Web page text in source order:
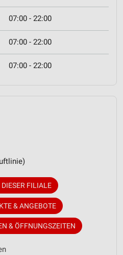
07:00 - 22:00
07:00 - 22:00
07:00 - 22:00
FILIALE
& ANGEBOTE
& ÖFFNUNGSZEITEN